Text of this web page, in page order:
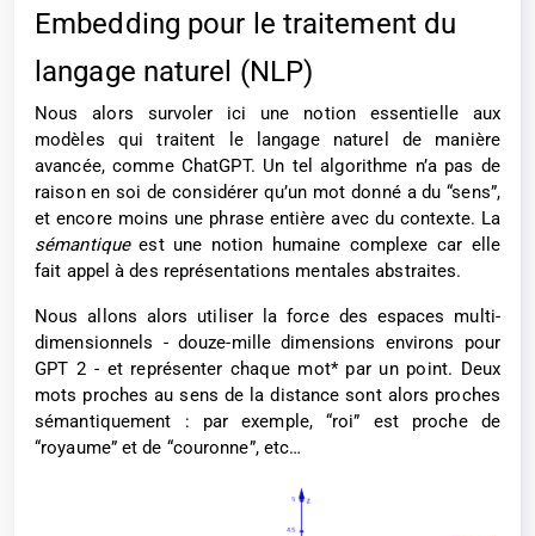
Embedding pour le traitement du
langage naturel (NLP)
Nous alors survoler ici une notion essentielle aux
modèles qui traitent le langage naturel de manière
avancée, comme ChatGPT. Un tel algorithme n’a pas de
raison en soi de considérer qu’un mot donné a du “sens”,
et encore moins une phrase entière avec du contexte. La
sémantiqueest une notion humaine complexe car elle
fait appel à des représentations mentales abstraites.
Nous allons alors utiliser la force des espaces multi-
dimensionnels - douze-mille dimensions environs pour
GPT 2 - et représenter chaque mot* par un point. Deux
mots proches au sens de la distance sont alors proches
sémantiquement : par exemple, “roi” est proche de
“royaume” et de “couronne”, etc…